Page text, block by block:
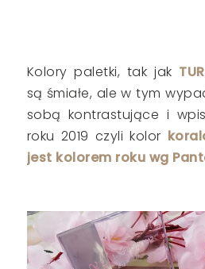
Kolory paletki, tak jak
są śmiałe, ale w tym
sobą kontrastujące i
roku 2019 czyli kolor
jest kolorem roku wg